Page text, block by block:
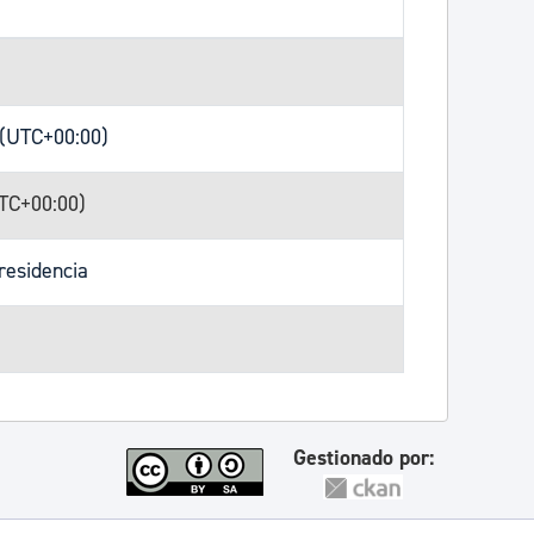
Gestionado por: